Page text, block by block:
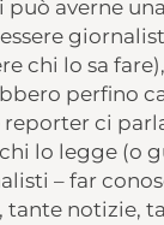
può averne
chi lo sa
perfino
reporter ci
lo legge (o
– far
notizie,